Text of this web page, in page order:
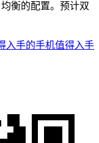
衡的配置。预计双
入手的手机值得入手